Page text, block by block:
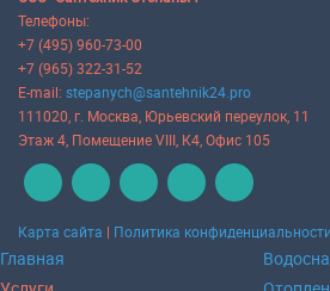
Телефоны:
+7 (495) 960-73-00
+7 (965) 322-31-52
E-mail: stepanych@santehnik24.pro
111020 , г. Москва Юрьевский переулок, 11
Этаж 4, Помещение VIII, К4, Офис 105
Карта сайта | Политика конфиденциальности
Главная